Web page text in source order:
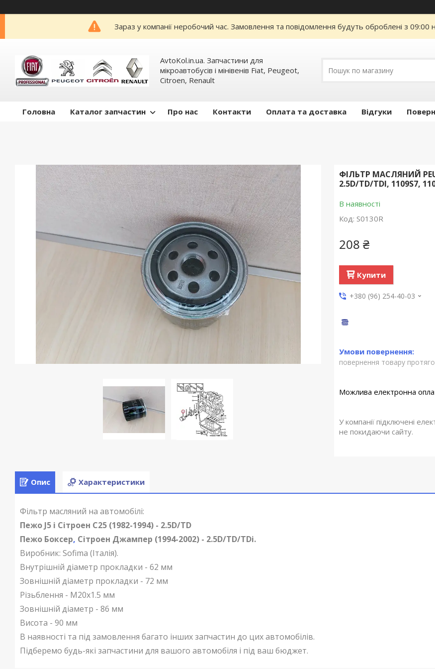
Зараз у компанії неробочий час. Замовлення та повідомлення будуть оброблені з
AvtoKol.in.ua. Запчастини для
мікроавтобусів і мінівенів Fiat, Peugeot,
Citroen, Renault
Головна Каталог запчастин Про нас Контакти Оплата та доставка Відгуки
ФІЛЬТР МАСЛЯНИЙ
2.5D/TD/TDI, 1109S7,
В наявності
Код: S0130R
208 ₴
Купити
+380 (96) 254-40-03
повернення товару
У компанії підключені
не покидаючи сайту.
Опис Характеристики
Фільтр масляний на автомобілі:
Пежо J5 і Сітроен С25 (1982-1994) - 2.5D/TD
Пежо Боксер, Сітроен Джампер (1994-2002) - 2.5D/TD/TDi.
Виробник: Sofima (Італія).
Внутрішній діаметр прокладки - 62 мм
Зовнішній діаметр прокладки - 72 мм
Різьблення - М20х1.5 мм
Зовнішній діаметр - 86 мм
Висота - 90 мм
В наявності та під замовлення багато інших запчастин до цих автомобілів.
Підберемо будь-які запчастини для вашого автомобіля і під ваш бюджет.